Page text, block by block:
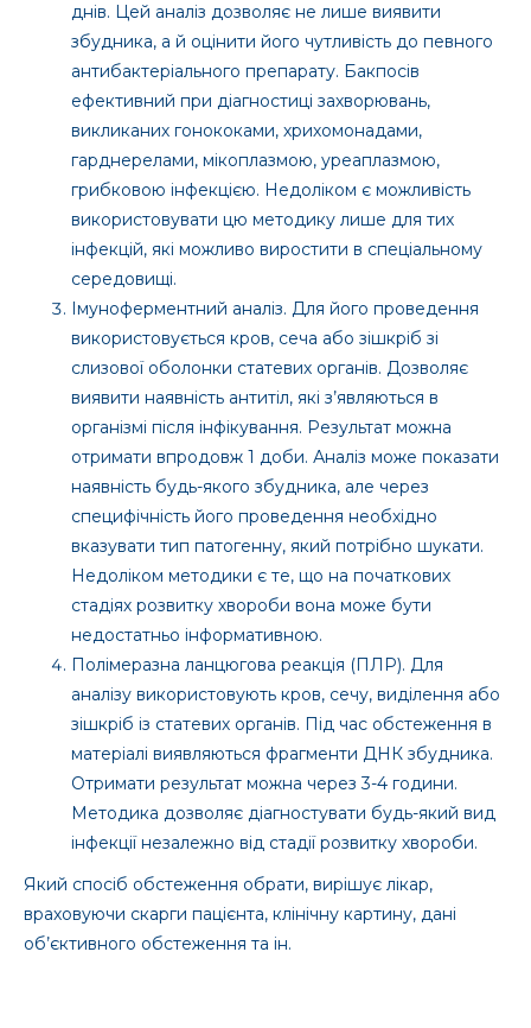
днів. Цей аналіз дозволяє не лише виявити
збудника, а й оцінити його чутливість до певного
антибактеріального препарату. Бакпосів
ефективний при діагностиці захворювань,
викликаних гонококами, хрихомонадами,
гарднерелами, мікоплазмою, уреаплазмою,
грибковою інфекцією. Недоліком є можливість
використовувати цю методику лише для тих
інфекцій, які можливо виростити в спеціальному
середовищі.
Імуноферментний аналіз. Для його проведення
використовується кров, сеча або зішкріб зі
слизової оболонки статевих органів. Дозволяє
виявити наявність антитіл, які з’являються в
організмі після інфікування. Результат можна
отримати впродовж 1 доби. Аналіз може показати
наявність будь-якого збудника, але через
специфічність його проведення необхідно
вказувати тип патогенну, який потрібно шукати.
Недоліком методики є те, що на початкових
стадіях розвитку хвороби вона може бути
недостатньо інформативною.
Полімеразна ланцюгова реакція (ПЛР). Для
аналізу використовують кров, сечу, виділення або
зішкріб із статевих органів. Під час обстеження в
матеріалі виявляються фрагменти ДНК збудника.
Отримати результат можна через 3-4 години.
Методика дозволяє діагностувати будь-який вид
інфекції незалежно від стадії розвитку хвороби.
Який спосіб обстеження обрати, вирішує лікар,
враховуючи скарги пацієнта, клінічну картину, дані
об’єктивного обстеження та ін.